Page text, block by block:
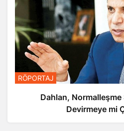
RÖPORTAJ
Dahlan, Normalleşme
Devirmeye mi